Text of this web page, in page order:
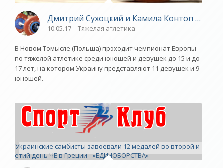
Дмитрий Сухоцкий и Камила Контоп
10.05.17 Тяжелая атлетика
В Новом Томысле (Польша) проходит чемпионат Европы
по тяжелой атлетике среди юношей и девушек до 15 и до
17 лет, на котором Украину представляют 11 девушек и 9
юношей.